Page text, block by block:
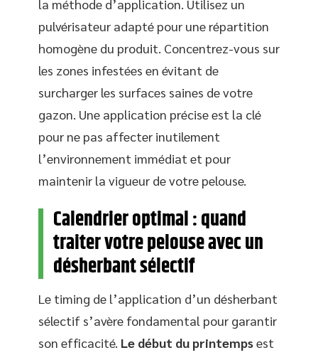
la méthode d’application. Utilisez un
pulvérisateur adapté pour une répartition
homogène du produit. Concentrez-vous sur
les zones infestées en évitant de
surcharger les surfaces saines de votre
gazon. Une application précise est la clé
pour ne pas affecter inutilement
l’environnement immédiat et pour
maintenir la vigueur de votre pelouse.
Calendrier optimal : quand
traiter votre pelouse avec un
désherbant sélectif
Le timing de l’application d’un désherbant
sélectif s’avère fondamental pour garantir
son efficacité. Le début du printempsest